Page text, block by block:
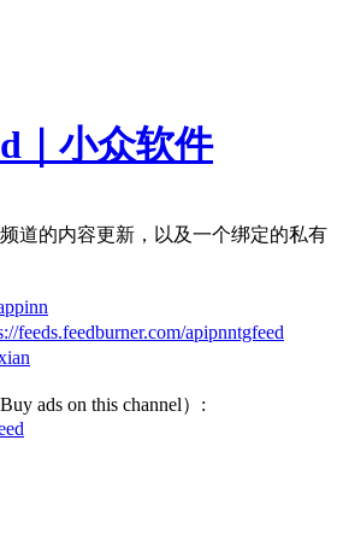
｜小众软件
道的内容更新，以及一个绑定的私有
feeds.feedburner.com/apipnntgfeed
ads on this channel）: